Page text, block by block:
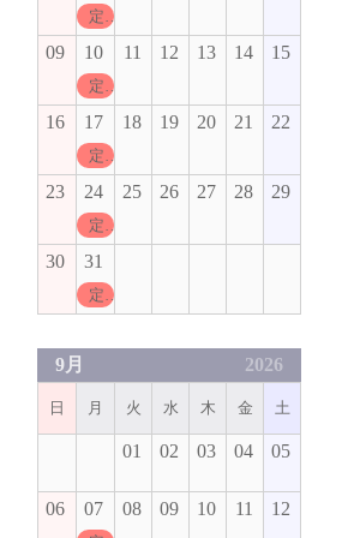
定休日
09 10
定休日
11 12 13 14 15
16 17
定休日
18 19 20 21 22
23 24
定休日
25 26 27 28 29
30 31
定休日
9月 2026
日 月 火 水 木 金 土
01 02 03 04 05
06 07 08 09 10 11 12